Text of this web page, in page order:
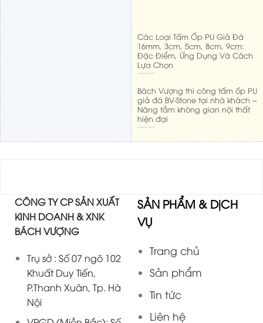
Các Loại Tấm Ốp PU Giả Đá
16mm, 3cm, 5cm, 8cm, 9cm:
Đặc Điểm, Ứng Dụng Và Cách
Lựa Chọn
Bách Vượng thi công tấm ốp PU
giả đá BV-Stone tại nhà khách –
Nâng tầm không gian nội thất
hiện đại
CÔNG TY CP SẢN XUẤT
KINH DOANH & XNK
BÁCH VƯỢNG
Trụ sở : Số 07 ngõ 102
Khuất Duy Tiến,
P.Thanh Xuân, Tp. Hà
Nội
SẢN PHẨM & DịCH
VỤ
Trang chủ
Sản phẩm
Tin tức
Liên hệ